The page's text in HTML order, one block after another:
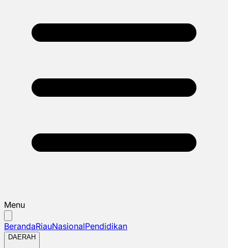
Menu
BerandaRiauNasionalPendidikan
DAERAH